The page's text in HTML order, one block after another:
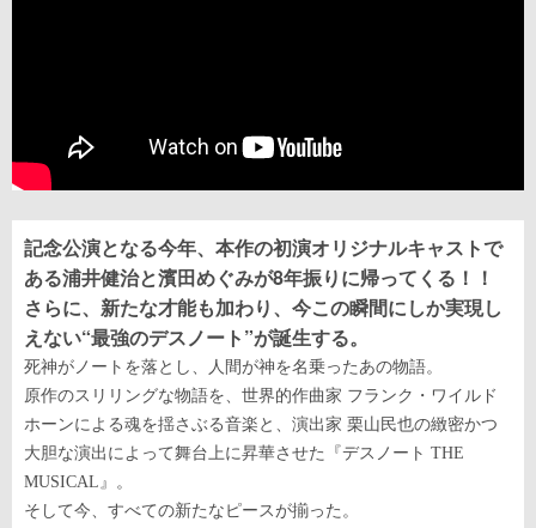
記念公演となる今年、本作の初演オリジナルキャストで
ある浦井健治と濱田めぐみが8年振りに帰ってくる！！
さらに、新たな才能も加わり、今この瞬間にしか実現し
えない“最強のデスノート”が誕生する。
死神がノートを落とし、人間が神を名乗ったあの物語。
原作のスリリングな物語を、世界的作曲家 フランク・ワイルド
ホーンによる魂を揺さぶる音楽と、演出家 栗山民也の緻密かつ
大胆な演出によって舞台上に昇華させた『デスノート THE
MUSICAL 』。
そして今、すべての新たなピースが揃った。